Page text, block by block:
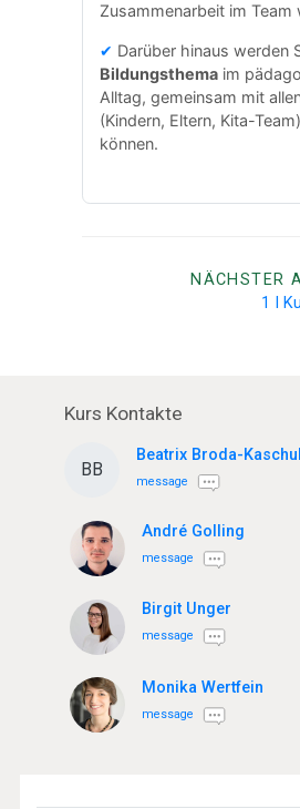
Zusammenarbeit im Team
✔ Darüber hinaus werden
Bildungsthemaim
Alltag, gemeinsam mit
(Kindern, Eltern, Kita-Team)
können.
NÄCHSTER
1 I
Kurs Kontakte
BB
Beatrix Broda-
message
André Golling
message
Birgit Unger
message
Monika Wertfein
message